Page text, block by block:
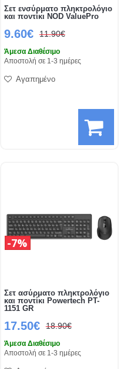
Σετ ενσύρματο πληκτρολόγιο
και ποντίκι NOD ValuePro
9.60€ 11.90€
Άμεσα Διαθέσιμο
Αποστολή σε 1-3 ημέρες
Αγαπημένο
Σετ ασύρματο πληκτρολόγιο
και ποντίκι Powertech PT-
1151 GR
17.50€ 18.90€
7%
Άμεσα Διαθέσιμο
Αποστολή σε 1-3 ημέρες